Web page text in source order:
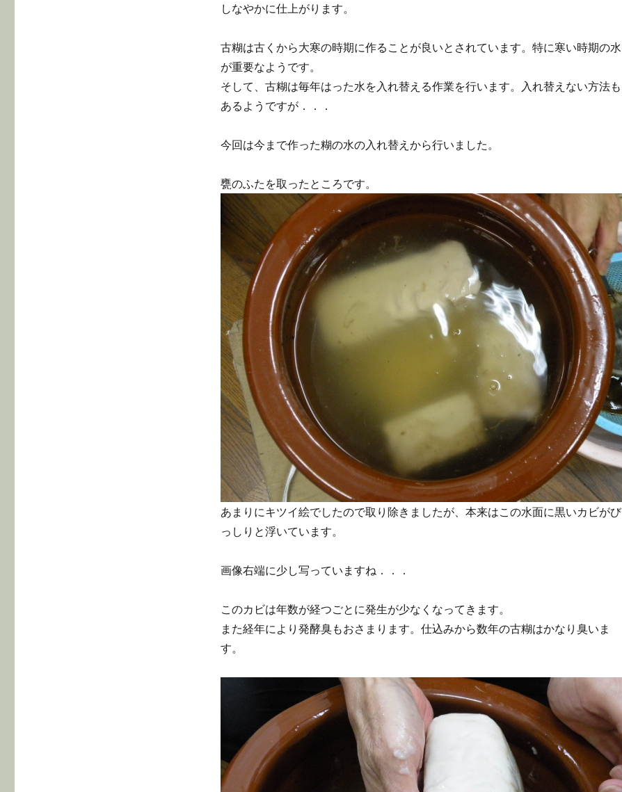
しなやかに仕上がります。
古糊は古くから大寒の時期に作ることが良いとされています。特に寒い時期の水
が重要なようです。
そして、古糊は毎年はった水を入れ替える作業を行います。入れ替えない方法も
あるようですが．．．
今回は今まで作った糊の水の入れ替えから行いました。
甕のふたを取ったところです。
あまりにキツイ絵でしたので取り除きましたが、本来はこの水面に黒いカビがび
っしりと浮いています。
画像右端に少し写っていますね．．．
このカビは年数が経つごとに発生が少なくなってきます。
また経年により発酵臭もおさまります。仕込みから数年の古糊はかなり臭いま
す。